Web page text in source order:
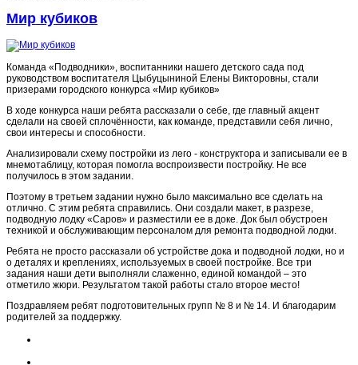
Мир кубиков
Команда «Подводники», воспитанники нашего детского сада под
руководством воспитателя Цыбуцыниной Елены Викторовны, стали
призерами городского конкурса «Мир кубиков»
В ходе конкурса наши ребята рассказали о себе, где главный акцент
сделали на своей сплочённости, как команде, представили себя лично,
свои интересы и способности.
Анализировали схему постройки из лего - конструктора и записывали ее в
мнемотаблицу, которая помогла воспроизвести постройку. Не все
получилось в этом задании.
Поэтому в третьем задании нужно было максимально все сделать на
отлично. С этим ребята справились. Они создали макет, в разрезе,
подводную лодку «Саров» и разместили ее в доке. Док был обустроен
техникой и обслуживающим персоналом для ремонта подводной лодки.
Ребята не просто рассказали об устройстве дока и подводной лодки, но и
о деталях и креплениях, используемых в своей постройке. Все три
задания наши дети выполняли слаженно, единой командой – это
отметило жюри. Результатом такой работы стало второе место!
Поздравляем ребят подготовительных групп № 8 и № 14. И благодарим
родителей за поддержку.